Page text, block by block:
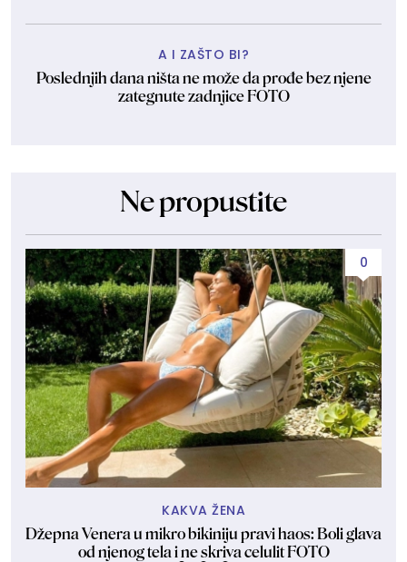
A I ZAŠTO BI?
Poslednjih dana ništa ne može da prođe bez njene
zategnute zadnjice FOTO
Ne propustite
0
KAKVA ŽENA
Džepna Venera u mikro bikiniju pravi haos: Boli glava
od njenog tela i ne skriva celulit FOTO